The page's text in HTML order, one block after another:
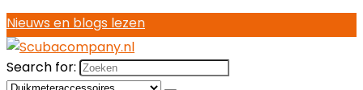
Nieuws en blogs lezen
Search for: